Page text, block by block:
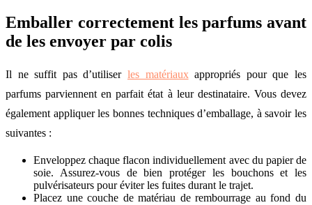
Emballer correctement les parfums avant
de les envoyer par colis
Il ne suffit pas d’utiliser les matériauxappropriés pour que les
parfums parviennent en parfait état à leur destinataire. Vous devez
également appliquer les bonnes techniques d’emballage, à savoir les
suivantes :
Enveloppez chaque flacon individuellement avec du papier de
soie. Assurez-vous de bien protéger les bouchons et les
pulvérisateurs pour éviter les fuites durant le trajet.
Placez une couche de matériau de rembourrage au fond du